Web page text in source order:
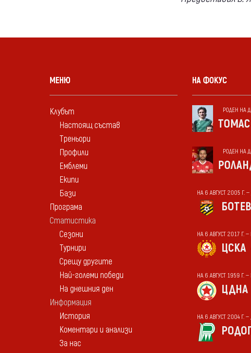
МЕНЮ
Клубът
Настоящ състав
Треньори
Профили
Емблеми
Екипи
Бази
Програма
Статистика
Сезони
Турнири
Срещу другите
Най-големи победи
На днешния ден
Информация
История
Коментари и анализи
За нас
НА ФОКУС
РОДЕН НА
РОДЕН НА
НА 6 АВГУСТ 2005 Г.
НА 6 АВГУСТ 2017 Г.
ЦСКА
НА 6 АВГУСТ 1959 Г.
ЦДНА
НА 6 АВГУСТ 2004 Г.